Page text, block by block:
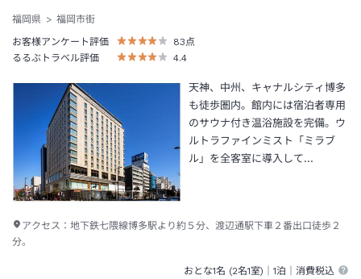
福岡県
福岡市街
お客様アンケート評価
83 点
るるぶトラベル評価
4.4
天神、中州、キャナルシティ博多
も徒歩圏内。館内には宿泊者専用
のサウナ付き温浴施設を完備。ウ
ルトラファインミスト「ミラブ
ル」を全客室に導入して…
アクセス： 地下鉄七隈線博多駅より約５分、渡辺通駅下車２番出口徒歩２
分。
おとな1名 (2名1室)｜1泊 ｜消費税込